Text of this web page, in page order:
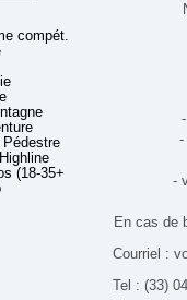
compét.
Pédestre
(18-35+ ans)
-
-
En cas de
Courriel :
Tel : (33)